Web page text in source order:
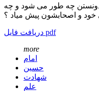
دونستن چه طور می شود و چه
خود و اصحابشون پیش میاد ؟
دریافت فایل pdf
more
امام
حسین
شهادت
علم